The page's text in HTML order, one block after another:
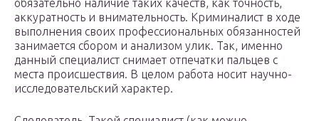
обязательно наличие таких качеств, как точность,
аккуратность и внимательность. Криминалист в ходе
выполнения своих профессиональных обязанностей
занимается сбором и анализом улик. Так, именно
данный специалист снимает отпечатки пальцев с
места происшествия. В целом работа носит научно-
исследовательский характер.